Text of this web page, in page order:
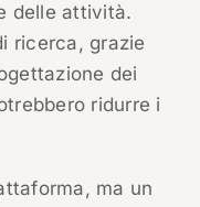
delle attività.
ricerca, grazie
dei
ridurre i
ma un